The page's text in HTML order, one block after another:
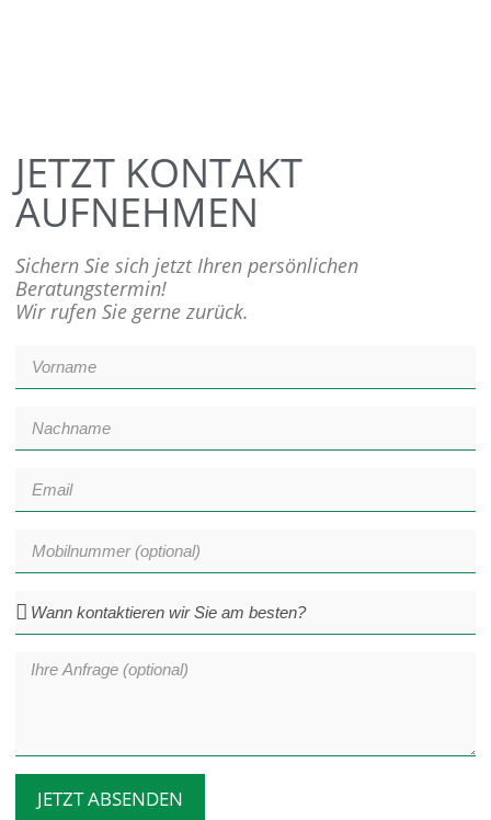
JETZT KONTAKT
AUFNEHMEN
Sichern Sie sich jetzt Ihren persönlichen
Beratungstermin!
Wir rufen Sie gerne zurück.
JETZT ABSENDEN